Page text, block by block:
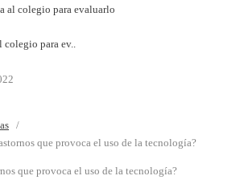
colegio para ev..
/
que provoca el uso de la tecnología?